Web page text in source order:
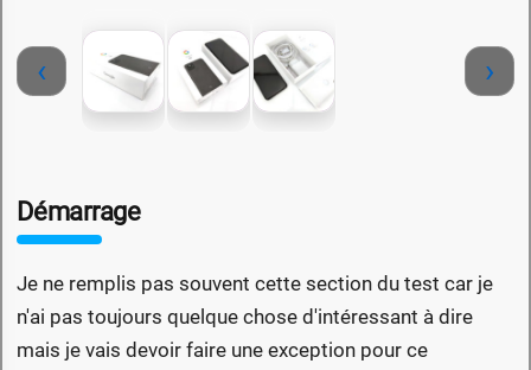
‹ ›
Démarrage
Je ne remplis pas souvent cette section du test car je
n'ai pas toujours quelque chose d'intéressant à dire
mais je vais devoir faire une exception pour ce